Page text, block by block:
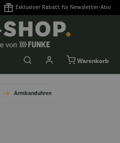
Exklusiver Rabatt für Newsletter-Abo
Warenkorb
Armbanduhren